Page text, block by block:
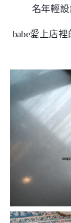
名年輕
babe愛上店